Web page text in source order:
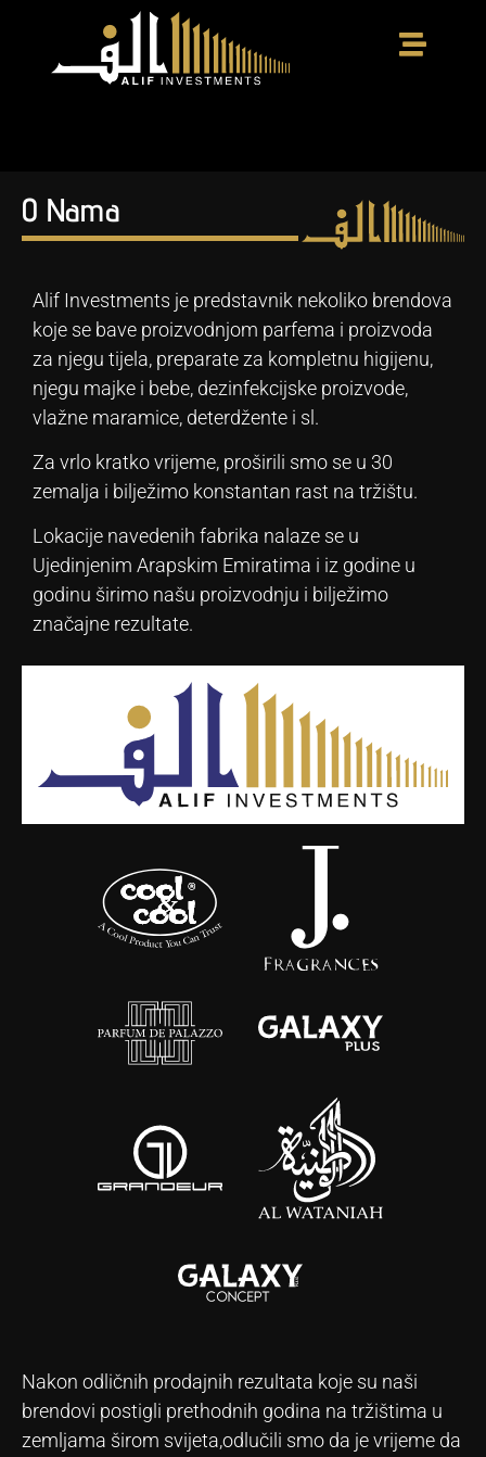
O Nama
Alif Investments je predstavnik nekoliko brendova
koje se bave proizvodnjom parfema i proizvoda
za njegu tijela, preparate za kompletnu higijenu,
njegu majke i bebe, dezinfekcijske proizvode,
vlažne maramice, deterdžente i sl.
Za vrlo kratko vrijeme, proširili smo se u 30
zemalja i bilježimo konstantan rast na tržištu.
Lokacije navedenih fabrika nalaze se u
Ujedinjenim Arapskim Emiratima i iz godine u
godinu širimo našu proizvodnju i bilježimo
značajne rezultate.
Nakon odličnih prodajnih rezultata koje su naši
brendovi postigli prethodnih godina na tržištima u
zemljama širom svijeta,odlučili smo da je vrijeme da